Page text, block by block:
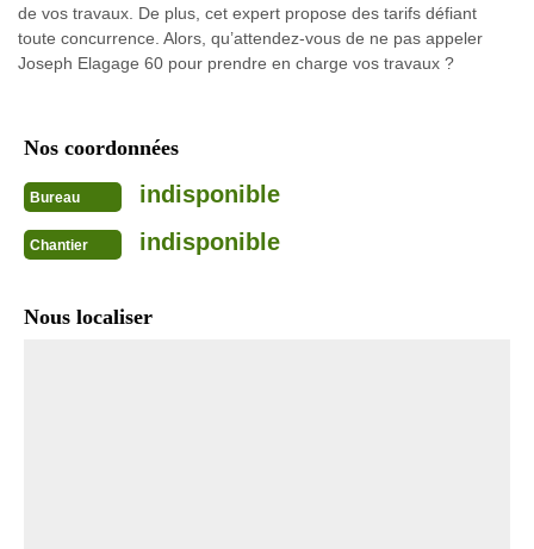
de vos travaux. De plus, cet expert propose des tarifs défiant
toute concurrence. Alors, qu’attendez-vous de ne pas appeler
Joseph Elagage 60 pour prendre en charge vos travaux ?
Nos coordonnées
Bureau indisponible
Chantier indisponible
Nous localiser